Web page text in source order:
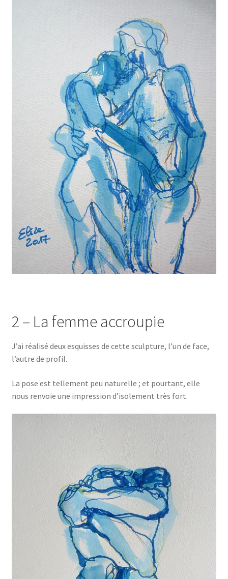
2 – La femme accroupie
J’ai réalisé deux esquisses de cette sculpture, l’un de face,
l’autre de profil.
La pose est tellement peu naturelle ; et pourtant, elle
nous renvoie une impression d’isolement très fort.